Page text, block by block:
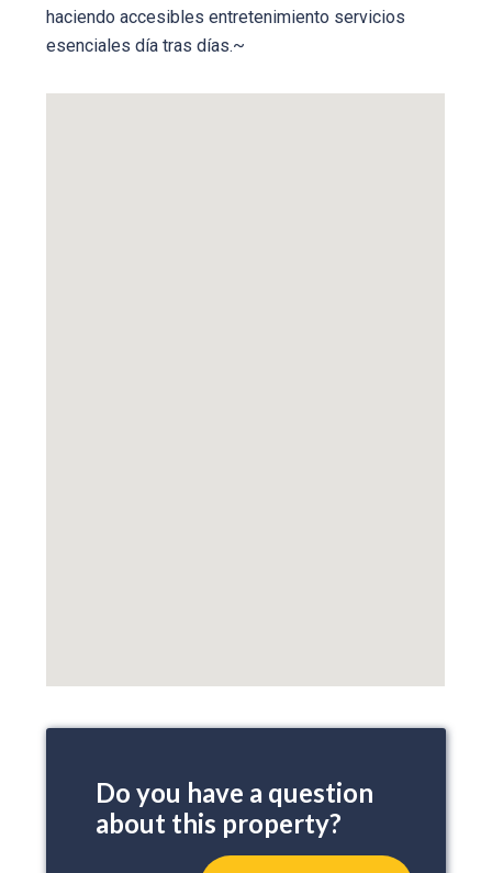
haciendo accesibles entretenimiento servicios
esenciales día tras días.~
Do you have a question
about this property?